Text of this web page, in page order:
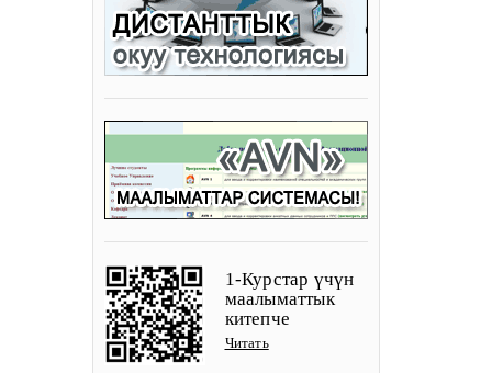
1-Курстар үчүн
маалыматтык
китепче
Читать